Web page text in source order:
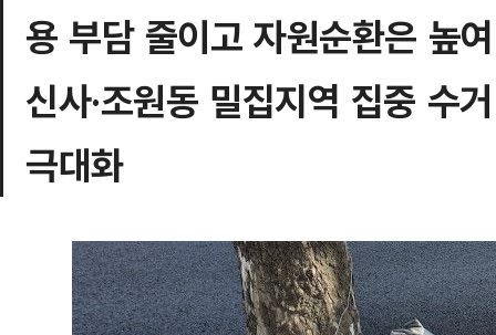
용 부담 줄이고 자원순환은 높여
신사·조원동 밀집지역 집중 수
극대화